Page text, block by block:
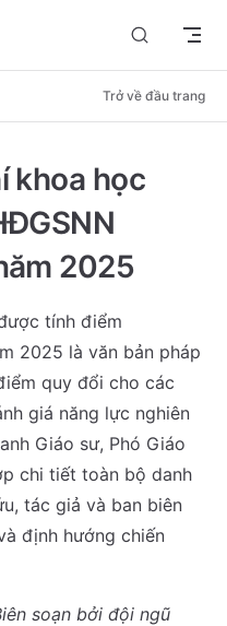
Trở về đầu trang
khoa học
2025
tính điểm
2025 là văn bản pháp
quy đổi cho các
giá năng lực nghiên
Giáo sư, Phó Giáo
chi tiết toàn bộ danh
tác giả và ban biên
định hướng chiến
soạn bởi đội ngũ